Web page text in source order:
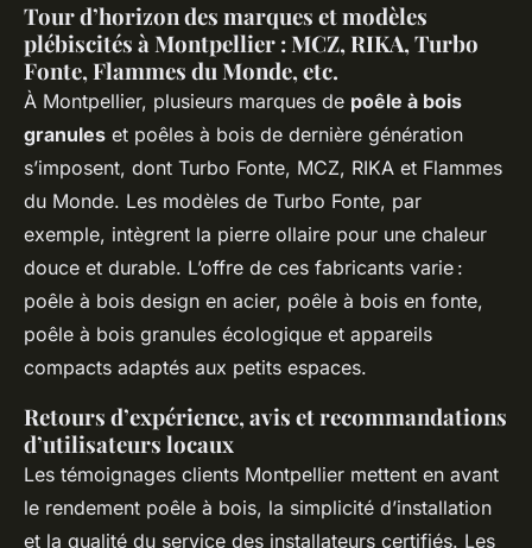
Tour d’horizon des marques et modèles
plébiscités à Montpellier : MCZ, RIKA, Turbo
Fonte, Flammes du Monde, etc.
À Montpellier, plusieurs marques de poêle à bois
granules et poêles à bois de dernière génération
s’imposent, dont Turbo Fonte, MCZ, RIKA et Flammes
du Monde. Les modèles de Turbo Fonte, par
exemple, intègrent la pierre ollaire pour une chaleur
douce et durable. L’offre de ces fabricants varie :
poêle à bois design en acier, poêle à bois en fonte,
poêle à bois granules écologique et appareils
compacts adaptés aux petits espaces.
Retours d’expérience, avis et recommandations
d’utilisateurs locaux
Les témoignages clients Montpellier mettent en avant
le rendement poêle à bois, la simplicité d’installation
et la qualité du service des installateurs certifiés. Les